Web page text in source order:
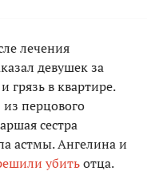
лечения
девушек за
грязь в квартире.
перцового
сестра
астмы. Ангелина и
убитьотца.